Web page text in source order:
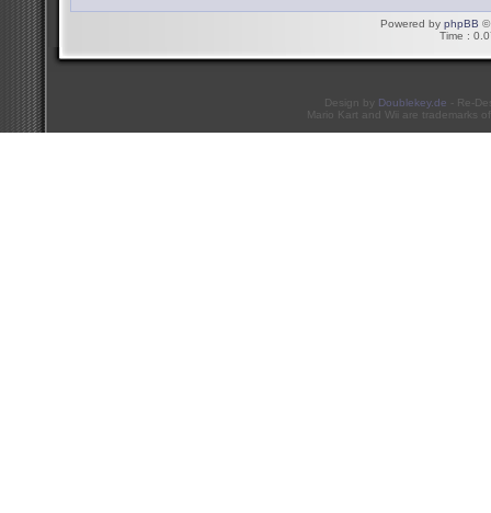
Powered by phpBB ©
Time :
Design by Doublekey.de - Re-
Mario Kart and Wii are trademarks